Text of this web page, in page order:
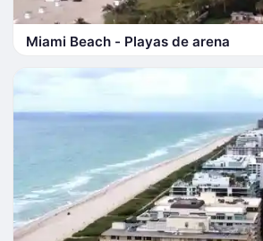
Miami Beach - Playas de arena